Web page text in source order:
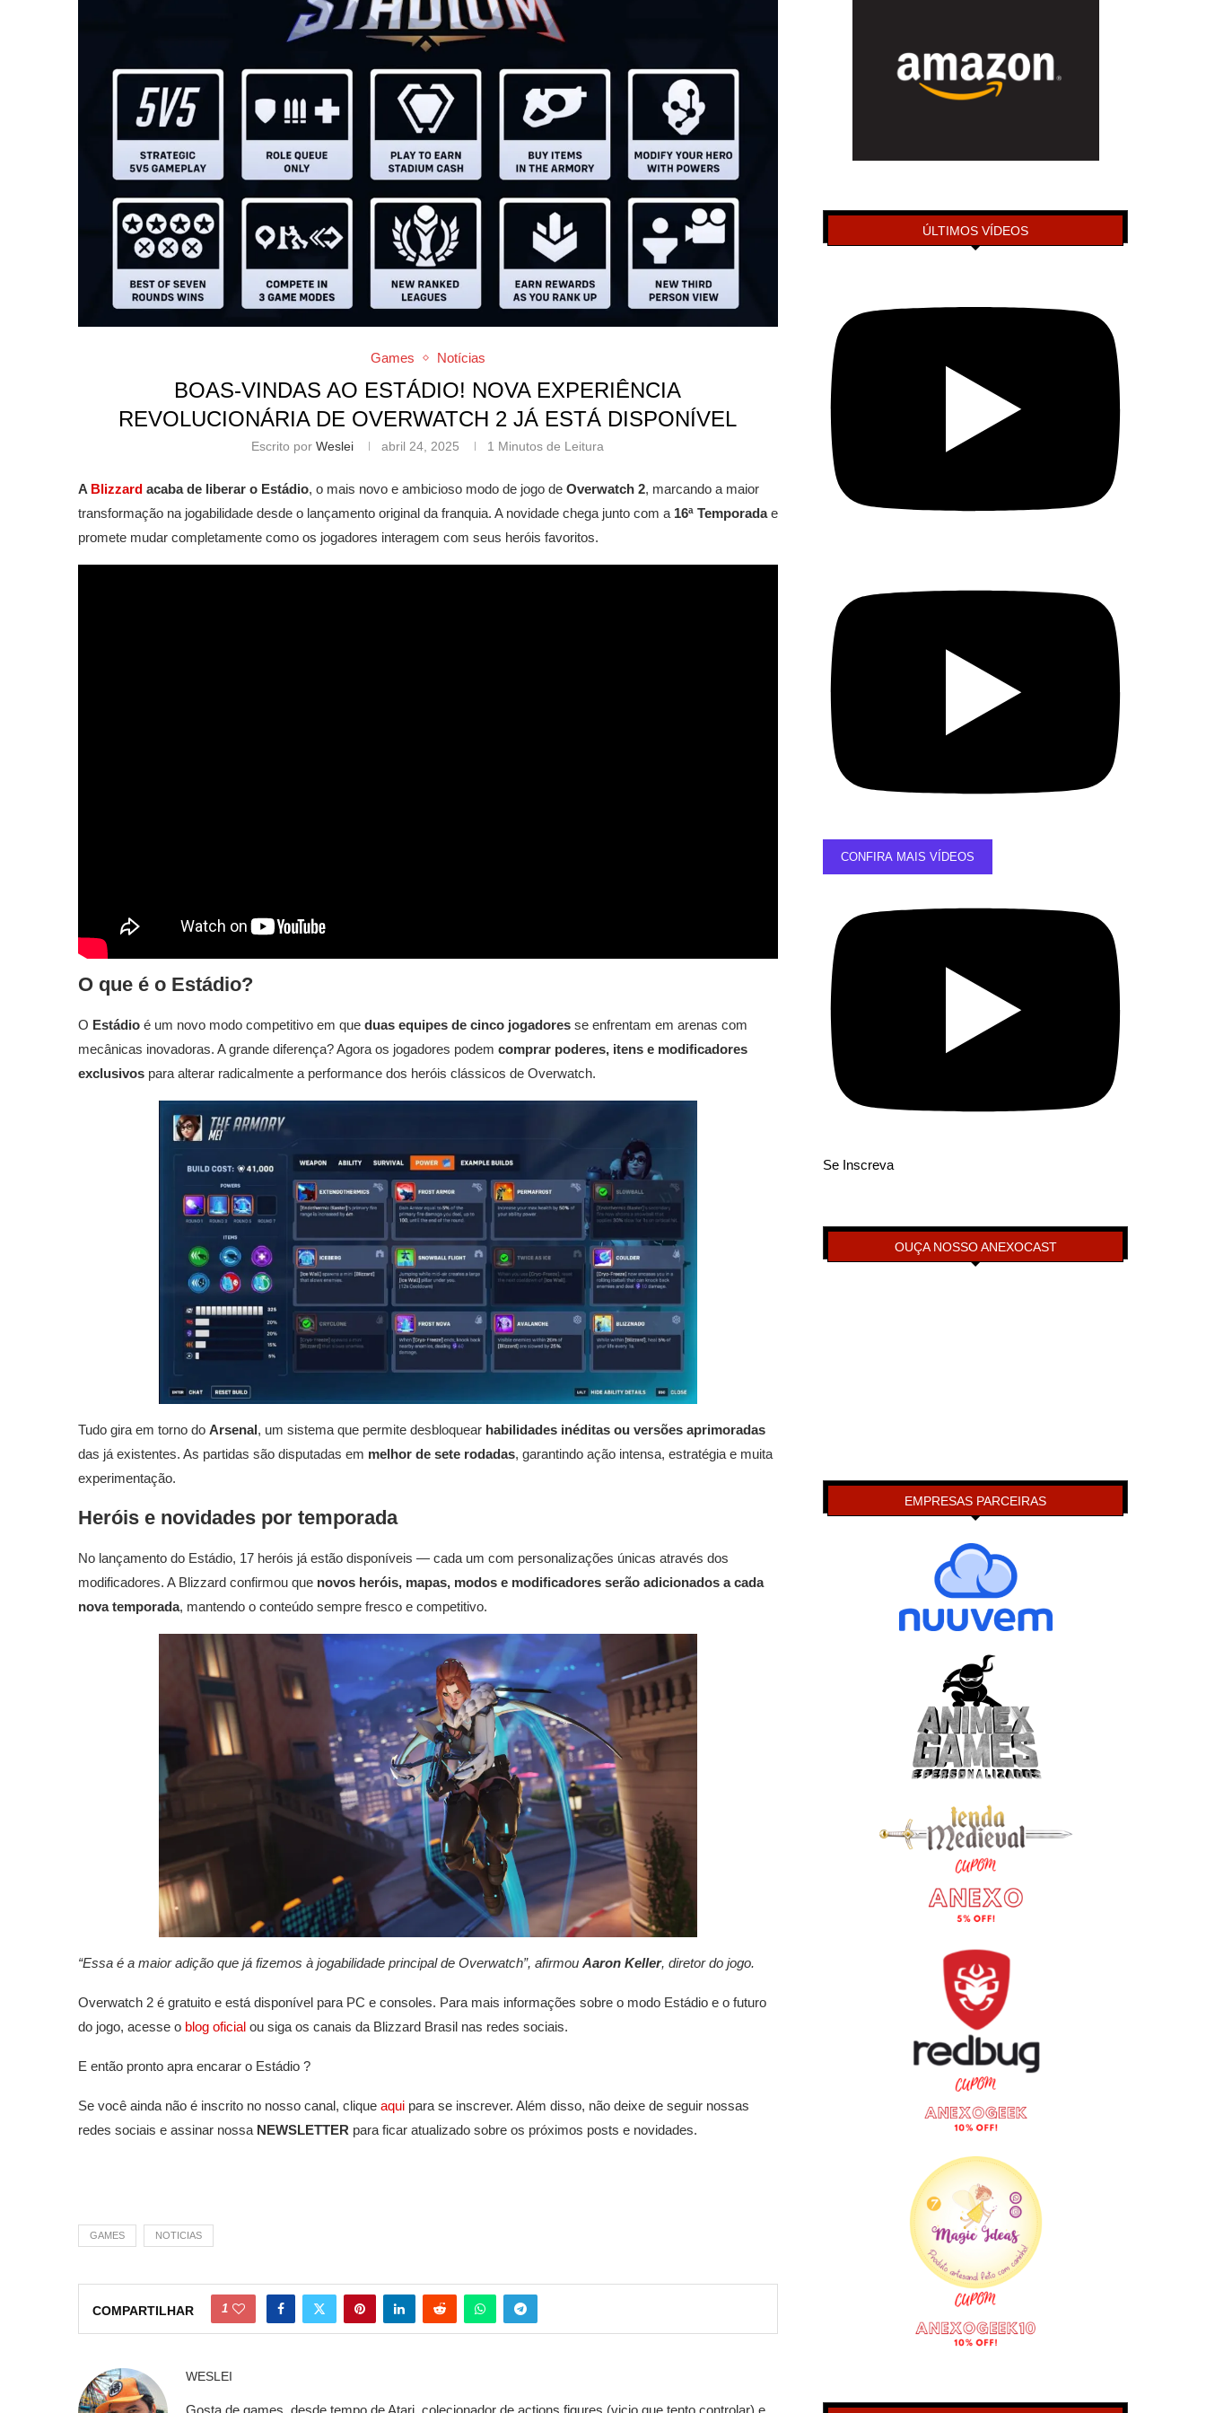
Games Notícias
BOAS-VINDAS AO ESTÁDIO! NOVA EXPERIÊNCIA
REVOLUCIONÁRIA DE OVERWATCH 2 JÁ ESTÁ DISPONÍVEL
Escrito porWeslei abril 24, 2025 1 Minutos de Leitura
A Blizzard acaba de liberar o Estádio, o mais novo e ambicioso modo de jogo de Overwatch 2, marcando a maior
transformação na jogabilidade desde o lançamento original da franquia. A novidade chega junto com a 16ª Temporadae
promete mudar completamente como os jogadores interagem com seus heróis favoritos.
O que é o Estádio?
O Estádio é um novo modo competitivo em que duas equipes de cinco jogadores se enfrentam em arenas com
mecânicas inovadoras. A grande diferença? Agora os jogadores podem comprar poderes, itens e modificadores
exclusivos para alterar radicalmente a performance dos heróis clássicos de Overwatch.
Tudo gira em torno do Arsenal, um sistema que permite desbloquear habilidades inéditas ou versões aprimoradas
das já existentes. As partidas são disputadas em melhor de sete rodadas, garantindo ação intensa, estratégia e muita
experimentação.
Heróis e novidades por temporada
No lançamento do Estádio, 17 heróis já estão disponíveis — cada um com personalizações únicas através dos
modificadores. A Blizzard confirmou que novos heróis, mapas, modos e modificadores serão adicionados a cada
nova temporada, mantendo o conteúdo sempre fresco e competitivo.
“Essa é a maior adição que já fizemos à jogabilidade principal de Overwatch”, afirmou Aaron Keller, diretor do jogo.
Overwatch 2 é gratuito e está disponível para PC e consoles. Para mais informações sobre o modo Estádio e o futuro
do jogo, acesse o blog oficial ou siga os canais da Blizzard Brasil nas redes sociais.
E então pronto apra encarar o Estádio ?
Se você ainda não é inscrito no nosso canal, clique aqui para se inscrever. Além disso, não deixe de seguir nossas
redes sociais e assinar nossa NEWSLETTER para ficar atualizado sobre os próximos posts e novidades.
GAMES NOTICIAS
COMPARTILHAR 1
WESLEI
Gosta de games, desde tempo de Atari, colecionador de actions figures (vicio que tento controlar) e
ÚLTIMOS VÍDEOS
CONFIRA MAIS VÍDEOS
Se Inscreva
OUÇA NOSSO ANEXOCAST
EMPRESAS PARCEIRAS